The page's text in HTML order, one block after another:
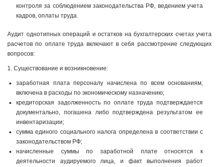
контроля за соблюдением законодательства РФ, ведением учета
кадров, оплаты труда.
Аудит однотипных операций и остатков на бухгалтерских счетах учета
расчетов по оплате труда включают в себя рассмотрение следующих
вопросов:
1. Существование и возникновение:
заработная плата персоналу начислена по всем основаниям,
включена в расходы по экономическому назначению;
кредиторская задолженность по оплате труда подтверждается
документально, погашена либо подтверждена результатом ее
инвентаризации;
сумма единого социального налога определена в соответствии с
законодательством РФ;
начисленные суммы по заработной плате относятся к
деятельности аудируемого лица, и факт выполнения работ